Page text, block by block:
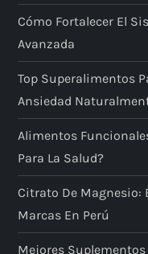
Cómo Fortalecer El
Avanzada
Top Superalimentos
Ansiedad
Alimentos
Para La Salud?
Citrato De Magnesio:
Marcas En Perú
Mejores